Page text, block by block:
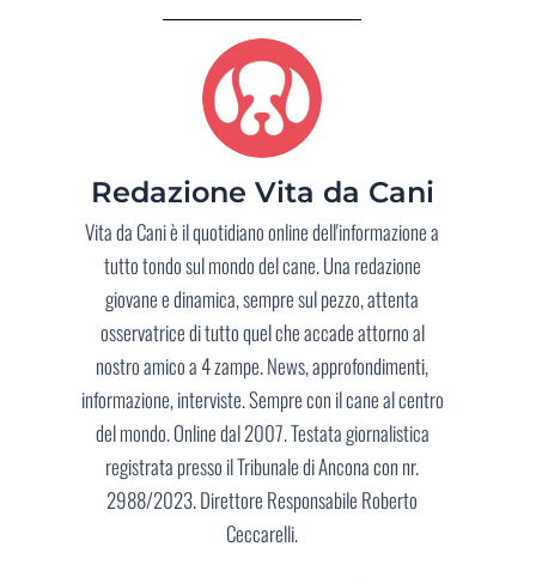
Redazione Vita da Cani
Vita da Cani è il quotidiano online dell'informazione a
tutto tondo sul mondo del cane. Una redazione
giovane e dinamica, sempre sul pezzo, attenta
osservatrice di tutto quel che accade attorno al
nostro amico a 4 zampe. News, approfondimenti,
informazione, interviste. Sempre con il cane al centro
del mondo. Online dal 2007. Testata giornalistica
registrata presso il Tribunale di Ancona con nr.
2988/2023. Direttore Responsabile Roberto
Ceccarelli.